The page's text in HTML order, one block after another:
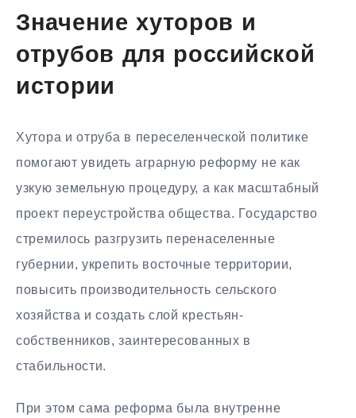
Значение хуторов и
отрубов для российской
истории
Хутора и отруба в переселенческой политике
помогают увидеть аграрную реформу не как
узкую земельную процедуру, а как масштабный
проект переустройства общества. Государство
стремилось разгрузить перенаселенные
губернии, укрепить восточные территории,
повысить производительность сельского
хозяйства и создать слой крестьян-
собственников, заинтересованных в
стабильности.
При этом сама реформа была внутренне